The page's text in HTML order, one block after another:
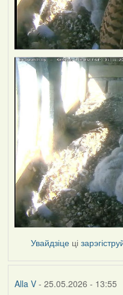
Увайдзіце ці
Alla V- 25.05.2026 - 13:55